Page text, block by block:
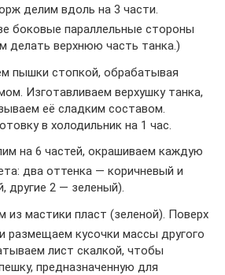
делим вдоль на 3 части.
боковые параллельные стороны
делать верхнюю часть танка.)
пышки стопкой, обрабатывая
Изготавливаем верхушку танка,
её сладким составом.
в холодильник на 1 час.
на 6 частей, окрашиваем каждую
два оттенка — коричневый и
другие 2 — зеленый).
из мастики пласт (зеленой). Поверх
размещаем кусочки массы другого
лист скалкой, чтобы
предназначенную для